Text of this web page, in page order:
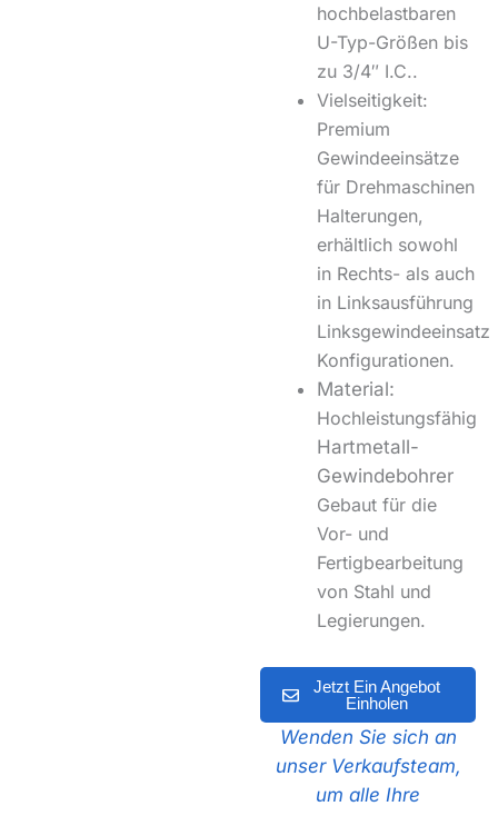
hochbelastbaren
U-Typ-Größen bis
zu 3/4″ I.C..
Vielseitigkeit:
Premium
Gewindeeinsätze
für Drehmaschinen
Halterungen,
erhältlich sowohl
in Rechts- als auch
in Linksausführung
Linksgewindeeinsatz
Konfigurationen.
Material:
Hochleistungsfähig
Hartmetall-
Gewindebohrer
Gebaut für die
Vor- und
Fertigbearbeitung
von Stahl und
Legierungen.
Jetzt Ein Angebot
Einholen
Wenden Sie sich an
unser Verkaufsteam,
um alle Ihre